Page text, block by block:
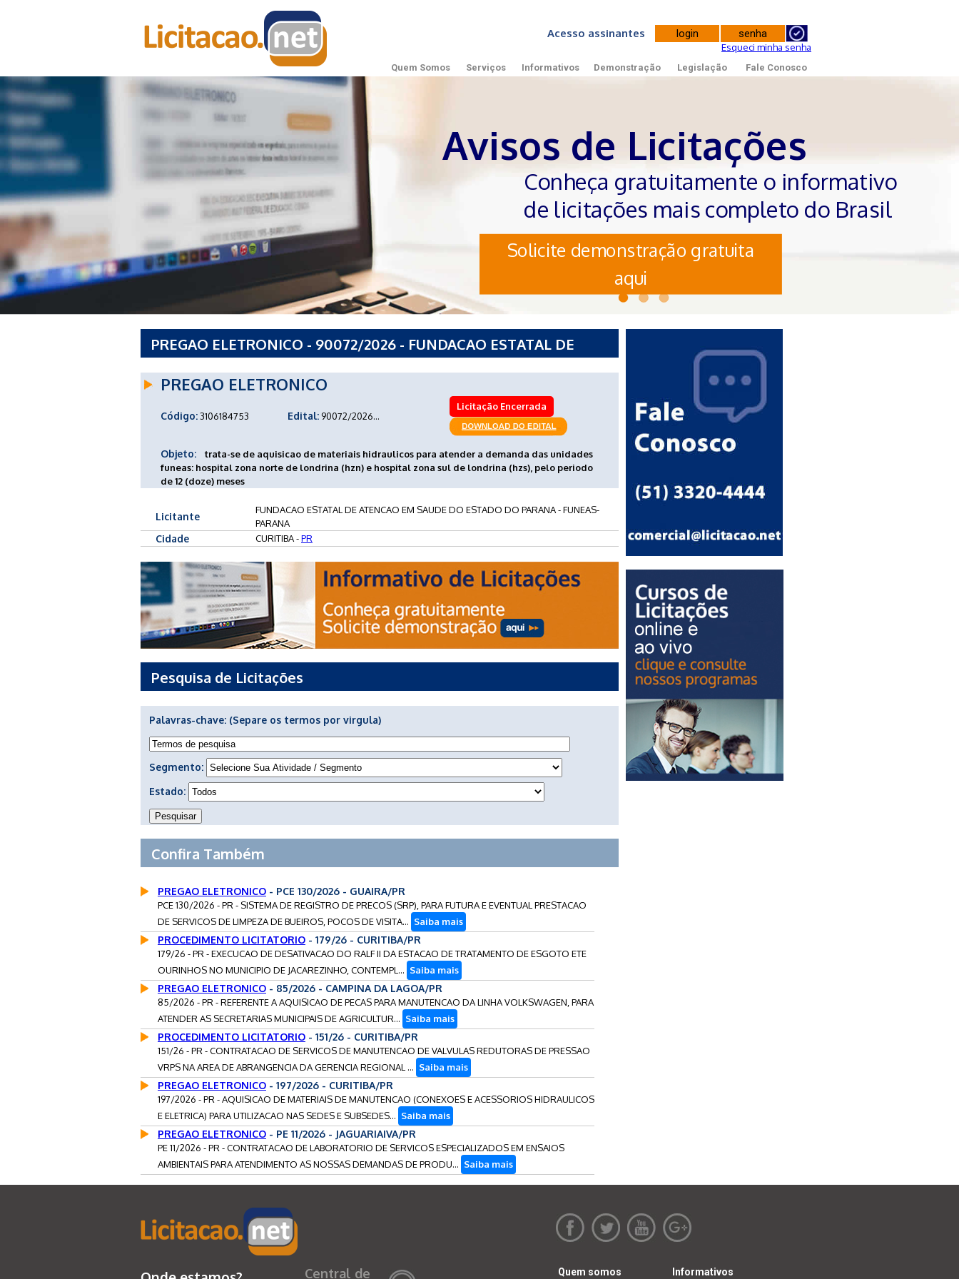
Acesso assinantes
Esqueci minha senha
Quem Somos Serviços Informativos Demonstração Legislação Fale Conosco
Avisos de Licitações
Conheça gratuitamente o informativo
de licitações mais completo do Brasil
Solicite demonstração gratuita
aqui
PREGAO ELETRONICO - 90072/2026 - FUNDACAO ESTATAL DE
PREGAO ELETRONICO
Código:3106184753 Edital: 90072/2026...
Licitação Encerrada
Objeto:
trata-se de aquisicao de materiais hidraulicos para atender a demanda das unidades
funeas: hospital zona norte de londrina (hzn) e hospital zona sul de londrina (hzs), pelo periodo
de 12 (doze) meses
Licitante
FUNDACAO ESTATAL DE ATENCAO EM SAUDE DO ESTADO DO PARANA - FUNEAS-
PARANA
Cidade CURITIBA -PR
Pesquisa de Licitações
Palavras-chave: (Separe os termos por virgula)
Segmento:
Estado:
Confira Também
PREGAO ELETRONICO - PCE 130/2026 - GUAIRA/PR
PCE 130/2026 - PR - SISTEMA DE REGISTRO DE PRECOS (SRP), PARA FUTURA E EVENTUAL PRESTACAO
DE SERVICOS DE LIMPEZA DE BUEIROS, POCOS DE VISITA... Saiba mais
PROCEDIMENTO LICITATORIO - 179/26 - CURITIBA/PR
179/26 - PR - EXECUCAO DE DESATIVACAO DO RALF II DA ESTACAO DE TRATAMENTO DE ESGOTO ETE
OURINHOS NO MUNICIPIO DE JACAREZINHO, CONTEMPL... Saiba mais
PREGAO ELETRONICO - 85/2026 - CAMPINA DA LAGOA/PR
85/2026 - PR - REFERENTE A AQUISICAO DE PECAS PARA MANUTENCAO DA LINHA VOLKSWAGEN, PARA
ATENDER AS SECRETARIAS MUNICIPAIS DE AGRICULTUR... Saiba mais
PROCEDIMENTO LICITATORIO - 151/26 - CURITIBA/PR
151/26 - PR - CONTRATACAO DE SERVICOS DE MANUTENCAO DE VALVULAS REDUTORAS DE PRESSAO
VRPS NA AREA DE ABRANGENCIA DA GERENCIA REGIONAL ... Saiba mais
PREGAO ELETRONICO - 197/2026 - CURITIBA/PR
197/2026 - PR - AQUISICAO DE MATERIAIS DE MANUTENCAO (CONEXOES E ACESSORIOS HIDRAULICOS
E ELETRICA) PARA UTILIZACAO NAS SEDES E SUBSEDES... Saiba mais
PREGAO ELETRONICO - PE 11/2026 - JAGUARIAIVA/PR
PE 11/2026 - PR - CONTRATACAO DE LABORATORIO DE SERVICOS ESPECIALIZADOS EM ENSAIOS
AMBIENTAIS PARA ATENDIMENTO AS NOSSAS DEMANDAS DE PRODU... Saiba mais
Central de Quem somos Informativos